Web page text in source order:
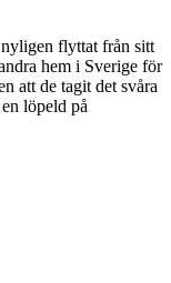
flyttat från sitt
hem i Sverige för
att de tagit det svåra
löpeld på